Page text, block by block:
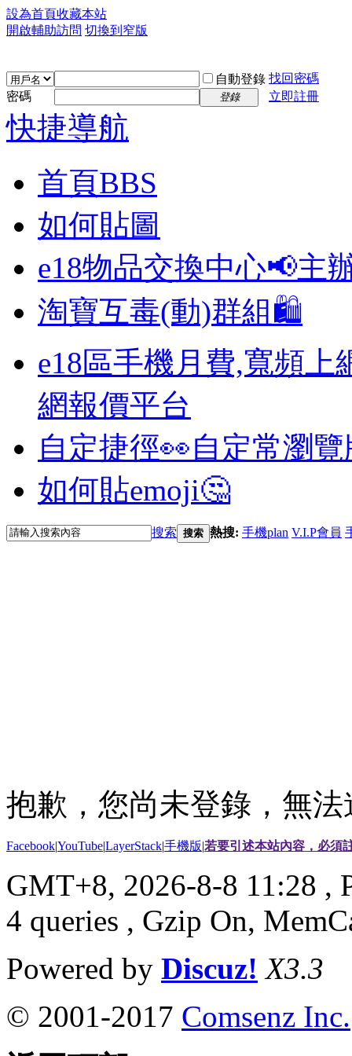
設為首頁收藏本站
開啟輔助訪問 切換到窄版
自動登錄 找回密碼
密碼
登錄 立即註冊
快捷導航
首頁BBS
如何貼圖
e18物品交換中心📢主
淘寶互毒(動)群組🛍️
e18區手機月費,寬頻上
網報價平台
自定捷徑👀自定常瀏
如何貼emoji🤔
搜索 搜索 熱搜: 手機plan V.I.P會員
抱歉，您尚未登錄，無
Facebook|YouTube|LayerStack|手機版|若要引述本站內容，必須
GMT+8, 2026-8-8 11:28 ,
4 queries , Gzip On,
Powered by Discuz! X3.3
© 2001-2017 Comsenz Inc.